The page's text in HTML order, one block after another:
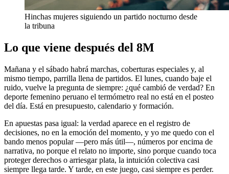
Hinchas mujeres siguiendo un partido nocturno desde
la tribuna
Lo que viene después del 8M
Mañana y el sábado habrá marchas, coberturas especiales y, al
mismo tiempo, parrilla llena de partidos. El lunes, cuando baje el
ruido, vuelve la pregunta de siempre: ¿qué cambió de verdad? En
deporte femenino peruano el termómetro real no está en el posteo
del día. Está en presupuesto, calendario y formación.
En apuestas pasa igual: la verdad aparece en el registro de
decisiones, no en la emoción del momento, y yo me quedo con el
bando menos popular —pero más útil—, números por encima de
narrativa, no porque el relato no importe, sino porque cuando toca
proteger derechos o arriesgar plata, la intuición colectiva casi
siempre llega tarde. Y tarde, en este juego, casi siempre es perder.